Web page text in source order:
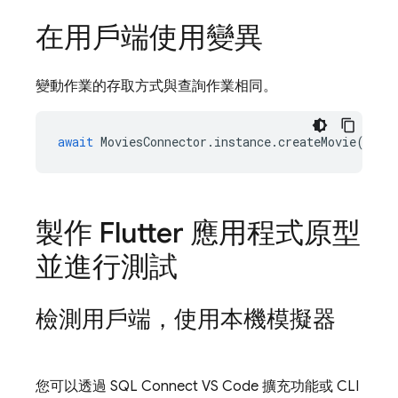
在用戶端使用變異
變動作業的存取方式與查詢作業相同。
await MoviesConnector . instance.createMovie({
製作 Flutter 應用程式原型
並進行測試
檢測用戶端，使用本機模擬器
您可以透過 SQL Connect VS Code 擴充功能或 CLI